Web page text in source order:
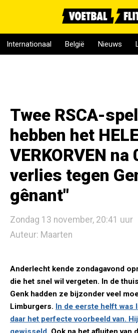
Internationaal België Nieuws
Twee RSCA-
hebben het
VERKORVEN na
verlies tegen
gênant"
Zondag 13 november, 20:41 uur
Auteur: Maarten
Anderlecht kende zondagavond
die het snel wil vergeten. In de
Genk hadden ze bijzonder veel
Limburgers. In de eerste helft was
daar het perfecte voorbeeld van.